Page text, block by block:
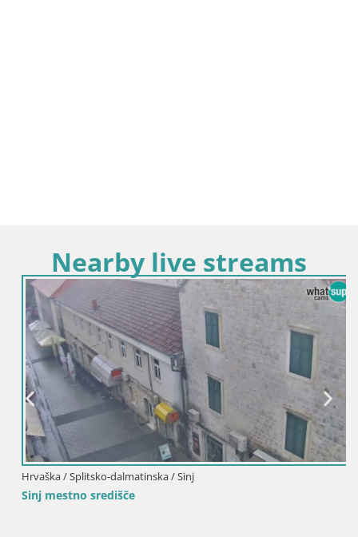
Nearby live streams
Hrvaška / Splitsko-dalmatinska / Sinj
Sinj mestno središče